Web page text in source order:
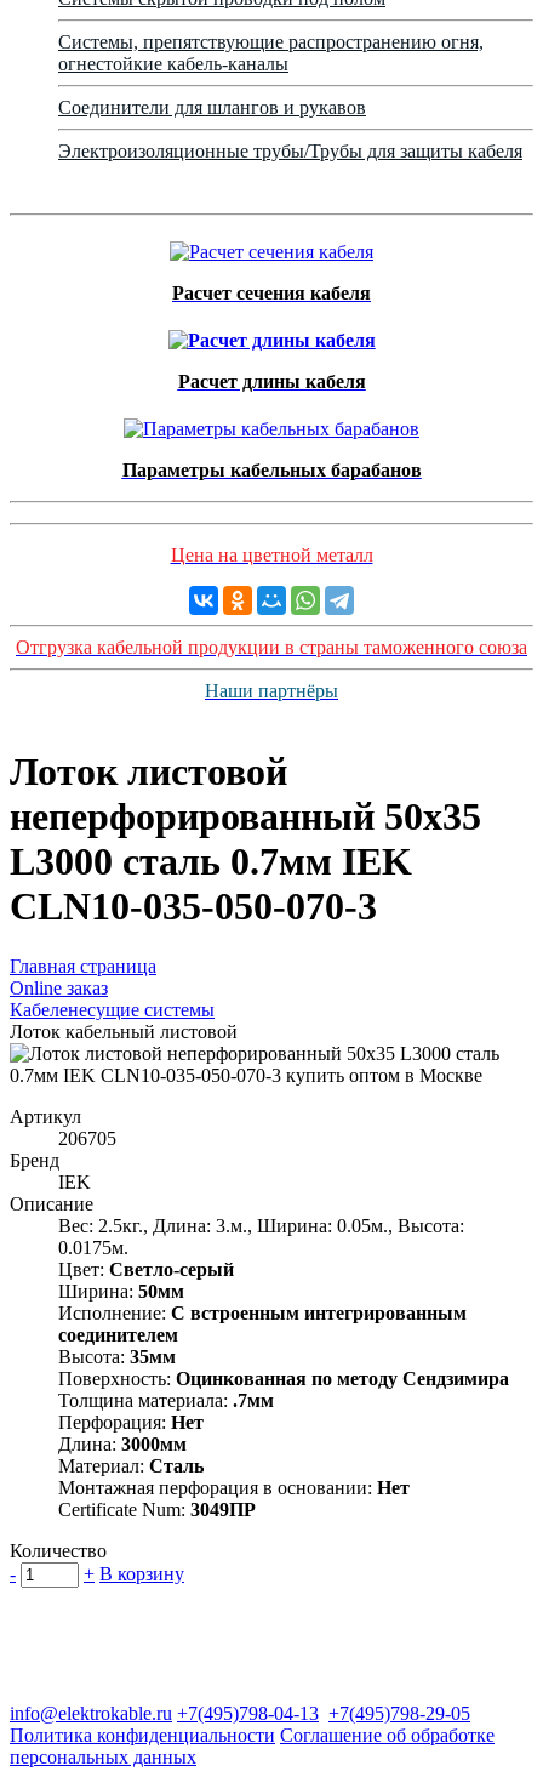
Системы, препятствующие распространению огня,
огнестойкие кабель-каналы
Соединители для шлангов и рукавов
Электроизоляционные трубы/Трубы для защиты кабеля
Расчет сечения кабеля
Расчет длины кабеля
Параметры кабельных барабанов
Цена на цветной металл
Отгрузка кабельной продукции в страны таможенного союза
Наши партнёры
Лоток листовой
неперфорированный 50х35
L3000 сталь 0.7мм IEK
CLN10-035-050-070-3
Главная страница
Оnline заказ
Кабеленесущие системы
Лоток кабельный листовой
Артикул
206705
Бренд
IEK
Описание
Вес: 2.5кг., Длина: 3.м., Ширина: 0.05м., Высота:
0.0175м.
Цвет: Светло-серый
Ширина: 50мм
Исполнение: С встроенным интегрированным
соединителем
Высота: 35мм
Поверхность: Оцинкованная по методу Сендзимира
Толщина материала: .7мм
Перфорация: Нет
Длина: 3000мм
Материал: Сталь
Монтажная перфорация в основании: Нет
Certificate Num: 3049ПР
Количество
-
+ В корзину
info@elektrokable.ru +7(495)798-04-13 +7(495)798-29-05
Политика конфиденциальности Соглашение об обработке
персональных данных